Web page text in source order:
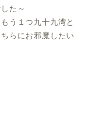
た～
う１つ九十九湾と
らにお邪魔したい